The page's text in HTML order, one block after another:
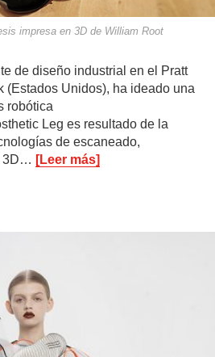
impresa en 3D de William Root
de diseño industrial en el Pratt
(Estados Unidos), ha ideado una
robótica
Leg es resultado de la
de escaneado,
3D… [Leer más]